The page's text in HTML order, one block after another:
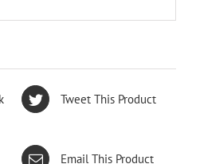
Tweet This Product
Email This Product